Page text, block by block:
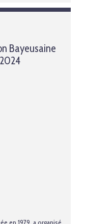
Bayeusaine